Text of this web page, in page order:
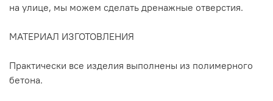
на улице, мы можем сделать дренажные отверстия.
МАТЕРИАЛ ИЗГОТОВЛЕНИЯ
Практически все изделия выполнены из полимерного
бетона.